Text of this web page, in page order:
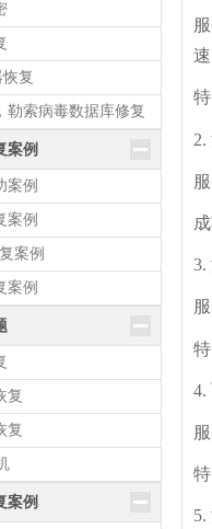
复
勒索病毒数据库修复
案例
案例
案例
案例
案例
复
复
案例
2.
3.
4.
5.